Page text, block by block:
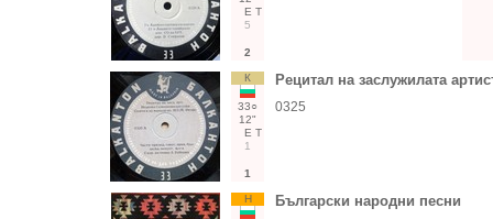
Е Т
5
2
К
33○
12"
Е Т
1
1
Рецитал на заслужилата
0325
Н Български народни песни